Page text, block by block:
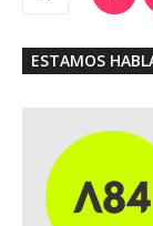
ESTAMOS